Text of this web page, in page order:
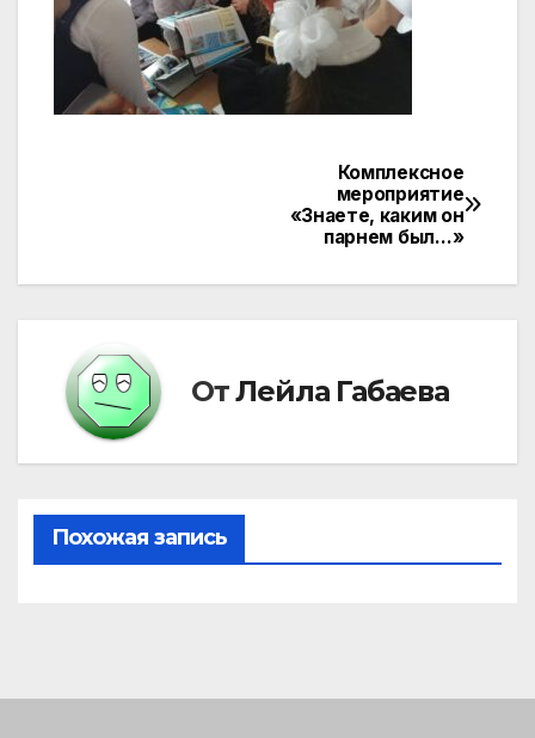
записям
Комплексное
мероприятие
«Знаете, каким он
парнем был…»
ОтЛейла Габаева
Похожая запись